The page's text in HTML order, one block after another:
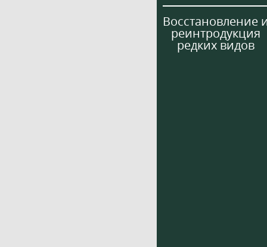
Восстановление
реинтродукция
редких видов